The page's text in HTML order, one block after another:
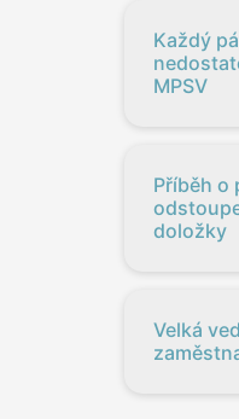
Každý
MPSV
Příběh o
doložky
Velká